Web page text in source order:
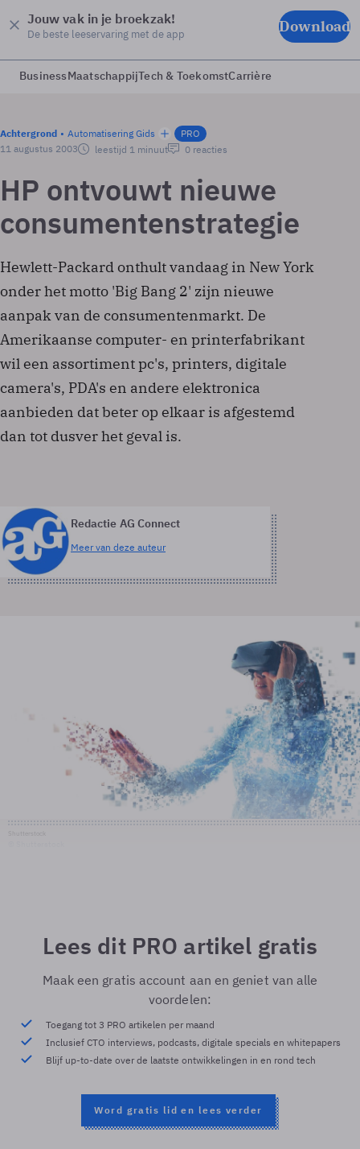
Jouw vak in je broekzak!
De beste leeservaring met de app Download
BusinessMaatschappijTech & ToekomstCarrière
Achtergrond Automatisering Gids
PRO
11 augustus 2003
leestijd 1 minuut 0 reacties
HP ontvouwt nieuwe
consumentenstrategie
Hewlett-Packard onthult vandaag in New York
onder het motto 'Big Bang 2' zijn nieuwe
aanpak van de consumentenmarkt. De
Amerikaanse computer- en printerfabrikant
wil een assortiment pc's, printers, digitale
camera's, PDA's en andere elektronica
aanbieden dat beter op elkaar is afgestemd
dan tot dusver het geval is.
Redactie AG Connect
Meer van deze auteur
Lees dit PRO artikel gratis
Maak een gratis account aan en geniet van alle
voordelen:
Toegang tot 3 PRO artikelen per maand
Inclusief CTO interviews, podcasts, digitale specials en whitepapers
Blijf up-to-date over de laatste ontwikkelingen in en rond tech
Word gratis lid en lees verder